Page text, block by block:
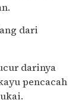
dari
darinya
pencacah